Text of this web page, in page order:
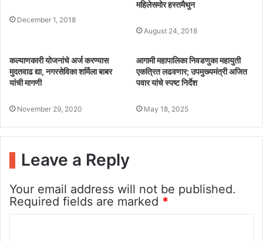
December 1, 2018
महिलेसमोर हस्तमैथुन
August 24, 2018
कल्याणकारी योजनांचे अर्ज करण्यास
मुदतवाढ द्या, नगरसेविका शर्मिला बाबर
यांची मागणी
November 29, 2020
आगामी महापालिका निवडणुका महायुती
एकत्रित लढवणार; उपमुख्यमंत्री अजित
पवार यांचे स्पष्ट निर्देश
May 18, 2025
Leave a Reply
Your email address will not be published.
Required fields are marked *